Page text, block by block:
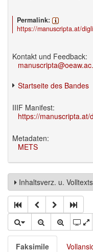
Permalink:
https://manuscripta.at/
Kontakt und Feedback:
Startseite des Bandes
IIIF Manifest:
https://manuscripta.at/
Metadaten:
METS
Inhaltsverz. u.
Faksimile